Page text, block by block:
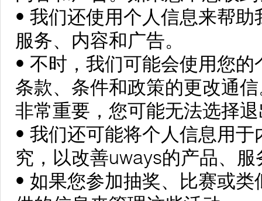
• 我们还使用个人信息来帮
服务、内容和广告。
• 不时，我们可能会使用您
条款、条件和政策的更改通
非常重要，您可能无法选择
• 我们还可能将个人信息用
究，以改善uways的产品、
• 如果您参加抽奖、比赛或